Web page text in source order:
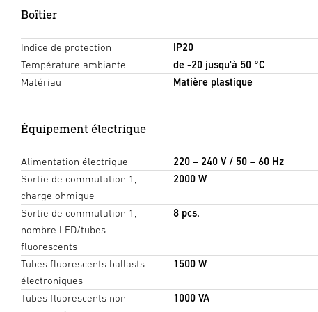
Boîtier
Indice de protection
IP20
Température ambiante
de -20 jusqu'à 50 °C
Matériau
Matière plastique
Équipement électrique
Alimentation électrique
220 – 240 V / 50 – 60 Hz
Sortie de commutation 1,
charge ohmique
2000 W
Sortie de commutation 1,
nombre LED/tubes
fluorescents
8 pcs.
Tubes fluorescents ballasts
électroniques
1500 W
Tubes fluorescents non
1000 VA